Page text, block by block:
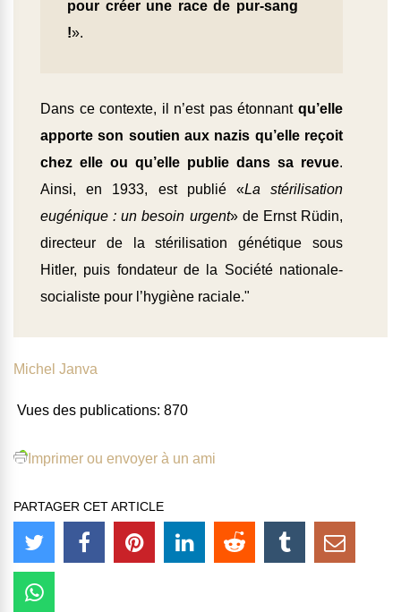
pour créer une race de pur-sang
!».
Dans ce contexte, il n’est pas étonnant qu’elle
apporte son soutien aux nazis qu’elle reçoit
chez elle ou qu’elle publie dans sa revue.
Ainsi, en 1933, est publié «La stérilisation
eugénique : un besoin urgent» de Ernst Rüdin,
directeur de la stérilisation génétique sous
Hitler, puis fondateur de la Société nationale-
socialiste pour l’hygiène raciale."
Michel Janva
Vues des publications: 870
Imprimer ou envoyer à un ami
PARTAGER CET ARTICLE